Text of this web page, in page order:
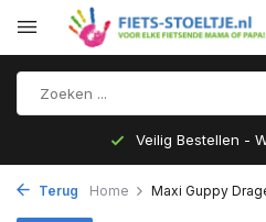
Veilig Bestellen -
Terug Home Maxi Guppy